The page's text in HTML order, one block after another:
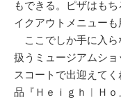
もできる。ピザはも
イクアウトメニューも
ここでしか手に入ら
扱うミュージアムシ
スコートで出迎えて
品『Ｈｅｉｇｈ︱Ｈ